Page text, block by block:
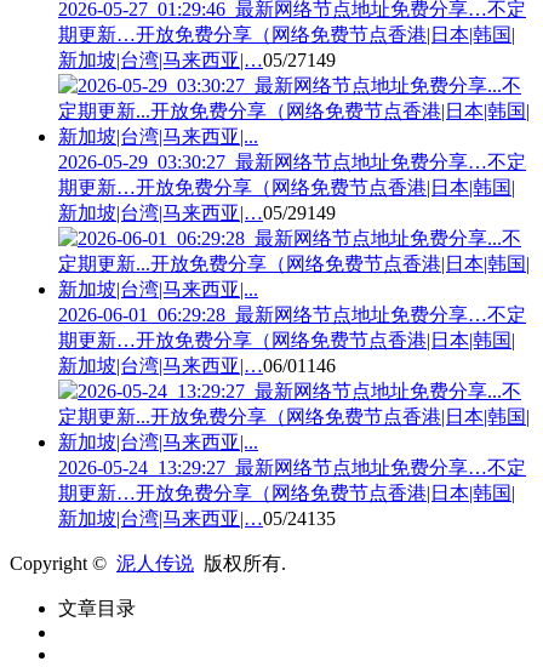
2026-05-27_01:29:46_最新网络节点地址免费分享…不定
期更新…开放免费分享（网络免费节点香港|日本|韩国|
新加坡|台湾|马来西亚|…05/27149
2026-05-29_03:30:27_最新网络节点地址免费分享…不定
期更新…开放免费分享（网络免费节点香港|日本|韩国|
新加坡|台湾|马来西亚|…05/29149
2026-06-01_06:29:28_最新网络节点地址免费分享…不定
期更新…开放免费分享（网络免费节点香港|日本|韩国|
新加坡|台湾|马来西亚|…06/01 146
2026-05-24_13:29:27_最新网络节点地址免费分享…不定
期更新…开放免费分享（网络免费节点香港|日本|韩国|
新加坡|台湾|马来西亚|…05/24135
Copyright © 泥人传说 版权所有.
文章目录